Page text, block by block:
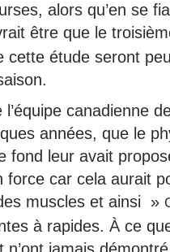
alors qu’en se
être que le
cette étude seront
canadienne
années, que le
fond leur avait
force car cela aurait
muscles et ainsi »
à rapides. À ce